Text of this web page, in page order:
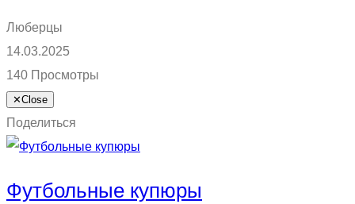
Люберцы
14.03.2025
140 Просмотры
✕Close
Поделиться
Футбольные купюры